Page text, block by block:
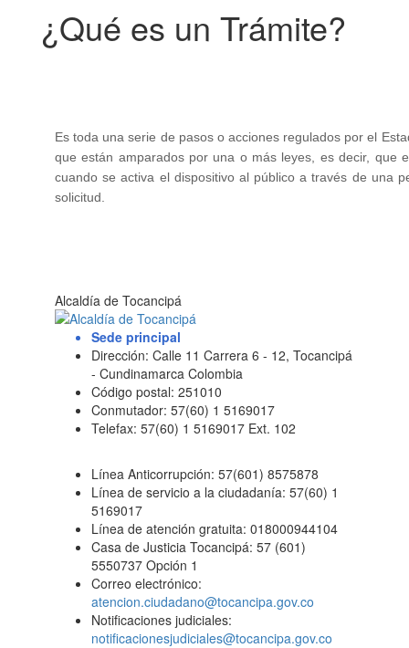
¿Qué es un Trámite?
​Es toda una serie de pasos o acciones regulados por el
que están amparados por una o más leyes, es decir, que
cuando se activa el dispositivo al público a través de una
solicitud.
Alcaldía de Tocancipá
Sede principal
Dirección: Calle 11 Carrera 6 - 12, Tocancipá
- Cundinamarca Colombia
Código postal: 251010
Conmutador: 57(60) 1 5169017
Telefax: 57(60) 1 5169017 Ext. 102
Línea Anticorrupción: 57(601) 8575878
Línea de servicio a la ciudadanía: 57(60) 1
5169017
Línea de atención gratuita: 018000944104
Casa de Justicia Tocancipá: 57 (601)
5550737 Opción 1
Correo electrónico:
atencion.ciudadano@tocancipa.gov.co
Notificaciones judiciales:
notificacionesjudiciales@tocancipa.gov.co